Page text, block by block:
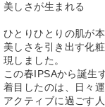
美しさが生まれる
ひとりひとりの肌が
美しさを引き出す化
現しました。
この春IPSAから誕生
着目したのは、日々
アクティブに過ごす